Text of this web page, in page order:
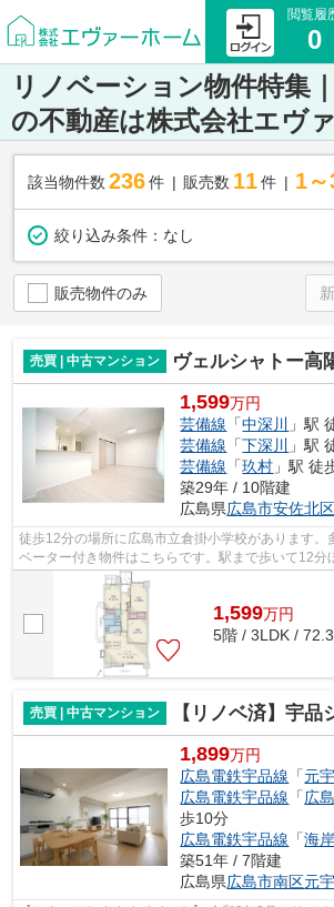
閲覧履
0
リノベーション物件特集
の不動産は株式会社エヴ
該当物件数 236件 販売数 11 件 1
絞り込み条件： なし
販売物件のみ
売買 | 中古マンション ヴェルシャトー高
1,599万円
芸備線 「中深川
」駅
芸備線 「下深川
」駅
芸備線 「玖村 」駅 徒
築29年 / 10階建
広島県広島市安佐北
徒歩12分の場所に広島市立倉掛小学校があります。
ベーター付き物件はこちらです。駅まで歩いて12分
は10階建ての建物です。当社は確かな...
1,599万円
5階 / 3LDK /
売買 | 中古マンション 【リノベ済】宇品シーサ
1,899万円
広島電鉄宇品線 「元
広島電鉄宇品線 「広
歩10分
広島電鉄宇品線 「海
築51年 / 7階建
広島県広島市南区元